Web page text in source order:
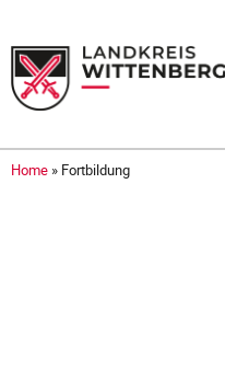
Home » Fortbildung